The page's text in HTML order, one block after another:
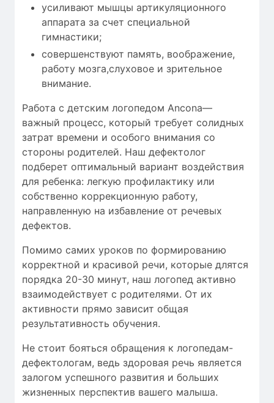
усиливают мышцы артикуляционного
аппарата за счет специальной
гимнастики;
совершенствуют память, воображение,
работу мозга,слуховое и зрительное
внимание.
Работа с детским логопедом Ancona—
важный процесс, который требует солидных
затрат времени и особого внимания со
стороны родителей. Наш дефектолог
подберет оптимальный вариант воздействия
для ребенка: легкую профилактику или
собственно коррекционную работу,
направленную на избавление от речевых
дефектов.
Помимо самих уроков по формированию
корректной и красивой речи, которые длятся
порядка 20-30 минут, наш логопед активно
взаимодействует с родителями. От их
активности прямо зависит общая
результативность обучения.
Не стоит бояться обращения к логопедам-
дефектологам, ведь здоровая речь является
залогом успешного развития и больших
жизненных перспектив вашего малыша.